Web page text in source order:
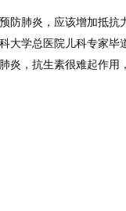
防肺炎，应该增加抵
大学总医院儿科专家
炎，抗生素很难起作